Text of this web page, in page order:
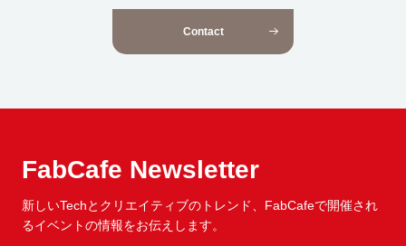
Contact
FabCafe Newsletter
新しいTechとクリエイティブのトレンド、 FabCafeで開催され
るイベントの情報をお伝えします。